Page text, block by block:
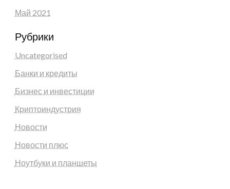
Май 2021
Рубрики
Uncategorised
Банки и кредиты
Бизнес и инвестиции
Криптоиндустрия
Новости
Новости плюс
Ноутбуки и планшеты